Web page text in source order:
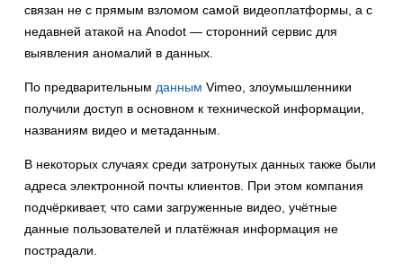
связан не с прямым взломом самой видеоплатформы, а с
недавней атакой на Anodot — сторонний сервис для
выявления аномалий в данных.
По предварительным данным Vimeo, злоумышленники
получили доступ в основном к технической информации,
названиям видео и метаданным.
В некоторых случаях среди затронутых данных также были
адреса электронной почты клиентов. При этом компания
подчёркивает, что сами загруженные видео, учётные
данные пользователей и платёжная информация не
пострадали.